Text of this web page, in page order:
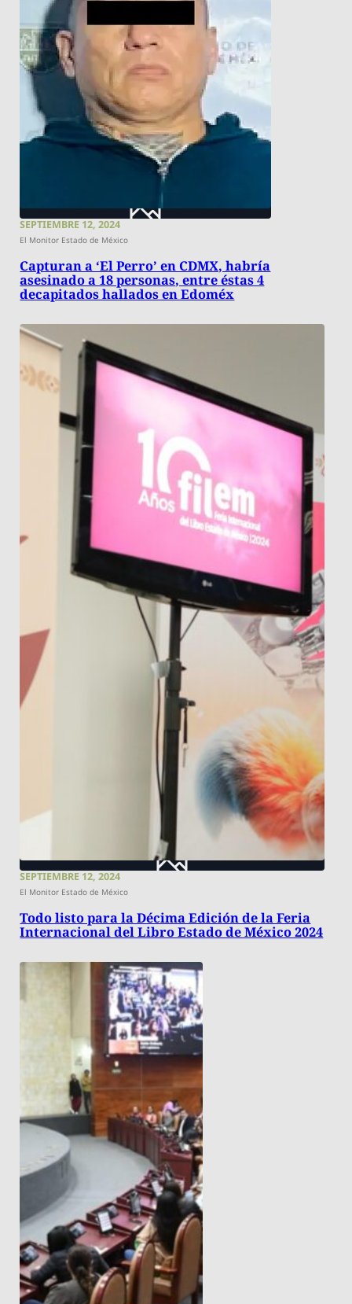
SEPTIEMBRE 12, 2024
El Monitor Estado de México
Capturan a ‘El Perro’ en CDMX, habría
asesinado a 18 personas, entre éstas 4
decapitados hallados en Edoméx
SEPTIEMBRE 12, 2024
El Monitor Estado de México
Todo listo para la Décima Edición de la Feria
Internacional del Libro Estado de México 2024